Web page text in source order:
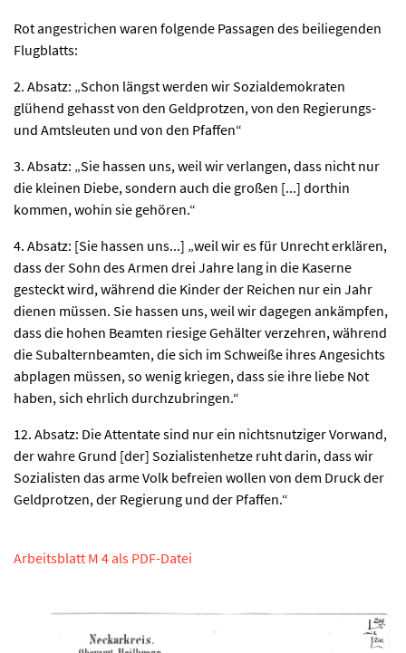
Rot angestrichen waren folgende Passagen des beiliegenden
Flugblatts:
2. Absatz: „Schon längst werden wir Sozialdemokraten
glühend gehasst von den Geldprotzen, von den Regierungs-
und Amtsleuten und von den Pfaffen“
3. Absatz: „Sie hassen uns, weil wir verlangen, dass nicht nur
die kleinen Diebe, sondern auch die großen [...] dorthin
kommen, wohin sie gehören.“
4. Absatz: [Sie hassen uns...] „weil wir es für Unrecht erklären,
dass der Sohn des Armen drei Jahre lang in die Kaserne
gesteckt wird, während die Kinder der Reichen nur ein Jahr
dienen müssen. Sie hassen uns, weil wir dagegen ankämpfen,
dass die hohen Beamten riesige Gehälter verzehren, während
die Subalternbeamten, die sich im Schweiße ihres Angesichts
abplagen müssen, so wenig kriegen, dass sie ihre liebe Not
haben, sich ehrlich durchzubringen.“
12. Absatz: Die Attentate sind nur ein nichtsnutziger Vorwand,
der wahre Grund [der] Sozialistenhetze ruht darin, dass wir
Sozialisten das arme Volk befreien wollen von dem Druck der
Geldprotzen, der Regierung und der Pfaffen.“
Arbeitsblatt M 4 als PDF-Datei